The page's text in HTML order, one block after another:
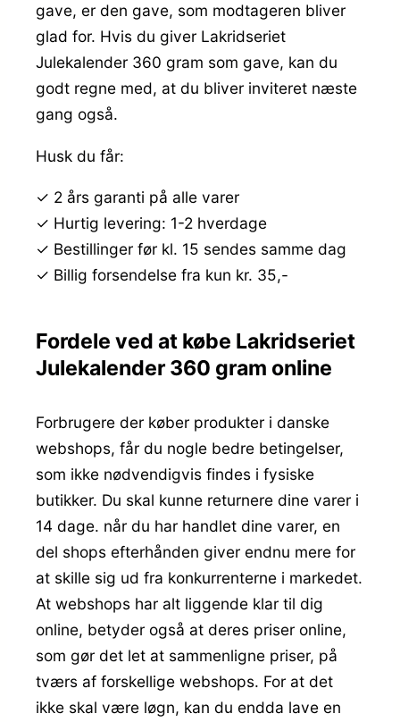
gave, er den gave, som modtageren bliver
glad for. Hvis du giver Lakridseriet
Julekalender 360 gram som gave, kan du
godt regne med, at du bliver inviteret næste
gang også.
Husk du får:
✓ 2 års garanti på alle varer
✓ Hurtig levering: 1-2 hverdage
✓ Bestillinger før kl. 15 sendes samme dag
✓ Billig forsendelse fra kun kr. 35,-
Fordele ved at købe Lakridseriet
Julekalender 360 gram online
Forbrugere der køber produkter i danske
webshops, får du nogle bedre betingelser,
som ikke nødvendigvis findes i fysiske
butikker. Du skal kunne returnere dine varer i
14 dage. når du har handlet dine varer, en
del shops efterhånden giver endnu mere for
at skille sig ud fra konkurrenterne i markedet.
At webshops har alt liggende klar til dig
online, betyder også at deres priser online,
som gør det let at sammenligne priser, på
tværs af forskellige webshops. For at det
ikke skal være løgn, kan du endda lave en